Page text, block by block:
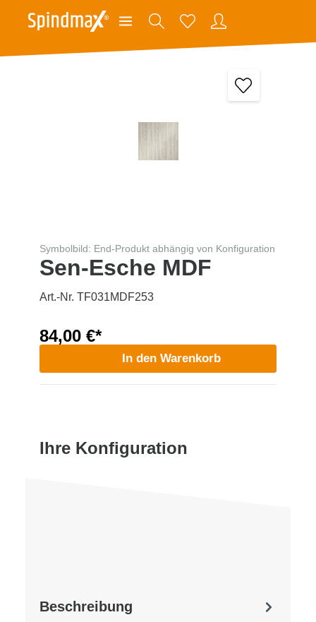
Symbolbild: End-Produkt abhängig von Konfiguration
Sen-Esche MDF
Art.-Nr. TF031MDF253
84,00 €*
In den Warenkorb
Ihre Konfiguration
Beschreibung